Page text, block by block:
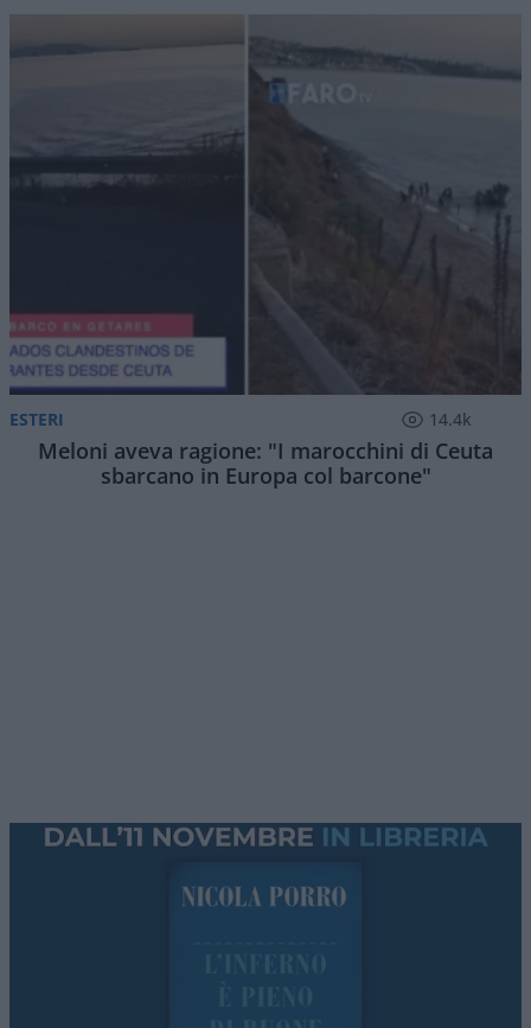
ESTERI 14.4k
Meloni aveva ragione: "I marocchini di Ceuta
sbarcano in Europa col barcone"